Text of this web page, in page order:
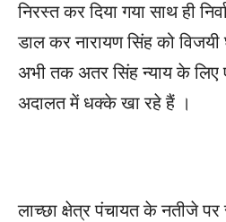
निरस्त कर दिया गया साथ ही
डाल कर नारायण सिंह को विजयी
अभी तक अतर सिंह न्याय के लिए
अदालत में धक्के खा रहे हैं ।
लाच्छा क्षेत्र पंचायत के नतीजे